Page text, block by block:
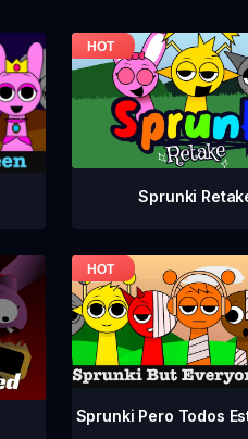
Sprunki
Sprunki Pero Todos